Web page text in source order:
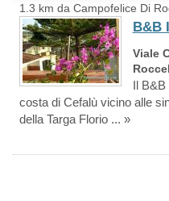
1.3 km da Campofelice Di
B&B
Viale
Il B&B
costa di Cefalù vicino alle
della Targa Florio ... »